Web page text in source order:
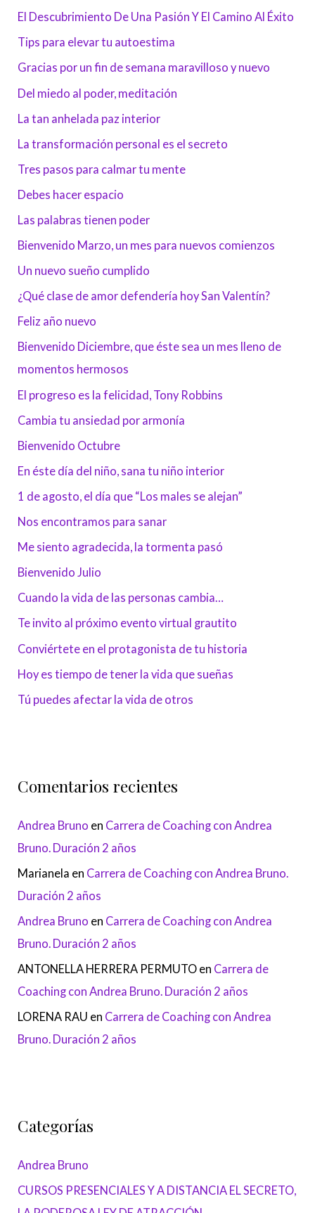
El Descubrimiento De Una Pasión Y El Camino Al Éxito
Tips para elevar tu autoestima
Gracias por un fin de semana maravilloso y nuevo
Del miedo al poder, meditación
La tan anhelada paz interior
La transformación personal es el secreto
Tres pasos para calmar tu mente
Debes hacer espacio
Las palabras tienen poder
Bienvenido Marzo, un mes para nuevos comienzos
Un nuevo sueño cumplido
¿Qué clase de amor defendería hoy San Valentín?
Feliz año nuevo
Bienvenido Diciembre, que éste sea un mes lleno de
momentos hermosos
El progreso es la felicidad, Tony Robbins
Cambia tu ansiedad por armonía
Bienvenido Octubre
En éste día del niño, sana tu niño interior
1 de agosto, el día que “Los males se alejan”
Nos encontramos para sanar
Me siento agradecida, la tormenta pasó
Bienvenido Julio
Cuando la vida de las personas cambia…
Te invito al próximo evento virtual grautito
Conviértete en el protagonista de tu historia
Hoy es tiempo de tener la vida que sueñas
Tú puedes afectar la vida de otros
Comentarios recientes
Andrea Bruno en Carrera de Coaching con Andrea
Bruno. Duración 2 años
Marianela en Carrera de Coaching con Andrea Bruno.
Duración 2 años
Andrea Bruno en Carrera de Coaching con Andrea
Bruno. Duración 2 años
ANTONELLA HERRERA PERMUTO en Carrera de
Coaching con Andrea Bruno. Duración 2 años
LORENA RAU en Carrera de Coaching con Andrea
Bruno. Duración 2 años
Categorías
Andrea Bruno
CURSOS PRESENCIALES Y A DISTANCIA EL SECRETO,